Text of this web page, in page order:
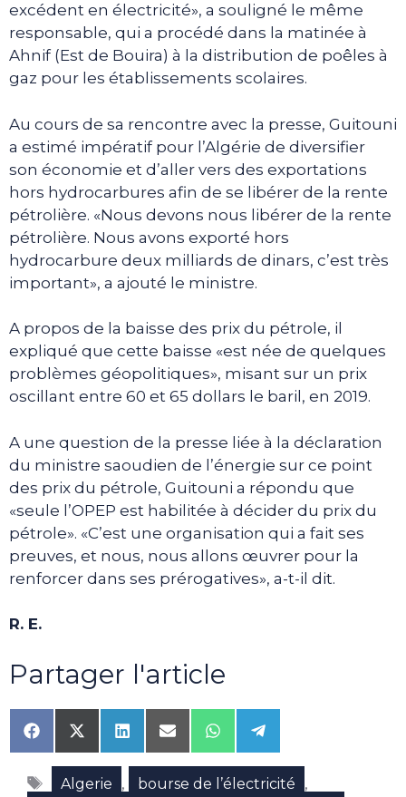
excédent en électricité», a souligné le même
responsable, qui a procédé dans la matinée à
Ahnif (Est de Bouira) à la distribution de poêles à
gaz pour les établissements scolaires.
Au cours de sa rencontre avec la presse, Guitouni
a estimé impératif pour l’Algérie de diversifier
son économie et d’aller vers des exportations
hors hydrocarbures afin de se libérer de la rente
pétrolière. «Nous devons nous libérer de la rente
pétrolière. Nous avons exporté hors
hydrocarbure deux milliards de dinars, c’est très
important», a ajouté le ministre.
A propos de la baisse des prix du pétrole, il
expliqué que cette baisse «est née de quelques
problèmes géopolitiques», misant sur un prix
oscillant entre 60 et 65 dollars le baril, en 2019.
A une question de la presse liée à la déclaration
du ministre saoudien de l’énergie sur ce point
des prix du pétrole, Guitouni a répondu que
«seule l’OPEP est habilitée à décider du prix du
pétrole». «C’est une organisation qui a fait ses
preuves, et nous, nous allons œuvrer pour la
renforcer dans ses prérogatives», a-t-il dit.
R. E.
Partager l'article
Share
on
Facebook
Share
on
X
(Twitter)
Share
on
LinkedIn
Share
on
Email
Share
on
WhatsApp
Share
on
Telegram
Étiquettes
Algerie , bourse de l’électricité ,